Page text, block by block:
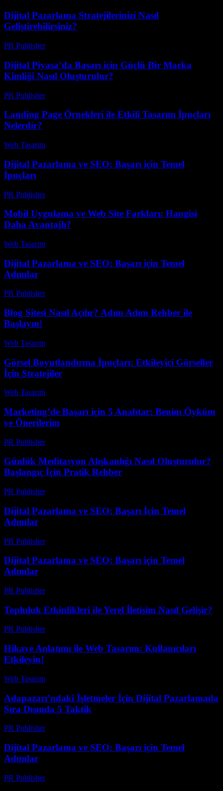
Dijital Pazarlama Stratejilerinizi Nasıl
Geliştirebilirsiniz?
PR Publisher-
Dijital Piyasa’da Başarı için Güçlü Bir Marka
Kimliği Nasıl Oluşturulur?
PR Publisher-
Landing Page Örnekleri ile Etkili Tasarım İpuçları
Nelerdir?
Web Tasarım
Dijital Pazarlama ve SEO: Başarı için Temel
İpuçları
PR Publisher-
Mobil Uygulama ve Web Site Farkları: Hangisi
Daha Avantajlı?
Web Tasarım
Dijital Pazarlama ve SEO: Başarı için Temel
Adımlar
PR Publisher-
Blog Sitesi Nasıl Açılır? Adım Adım Rehber ile
Başlayın!
Web Tasarım
Görsel Boyutlandırma İpuçları: Etkileyici Görseller
İçin Stratejiler
Web Tasarım
Marketing’de Başarı için 5 Anahtar: Benim Öyküm
ve Önerilerim
PR Publisher-
Günlük Meditasyon Alışkanlığı Nasıl Oluşturulur?
Başlangıç İçin Pratik Rehber
PR Publisher-
Dijital Pazarlama ve SEO: Başarı İçin Temel
Adımlar
PR Publisher-
Dijital Pazarlama ve SEO: Başarı için Temel
Adımlar
PR Publisher-
Topluluk Etkinlikleri ile Yerel İletişim Nasıl Gelişir?
PR Publisher-
Hikaye Anlatımı ile Web Tasarım: Kullanıcıları
Etkileyin!
Web Tasarım
Adapazarı’ndaki İşletmeler İçin Dijital Pazarlamada
Sıra Dışında 5 Taktik
PR Publisher-
Dijital Pazarlama ve SEO: Başarı için Temel
Adımlar
PR Publisher-